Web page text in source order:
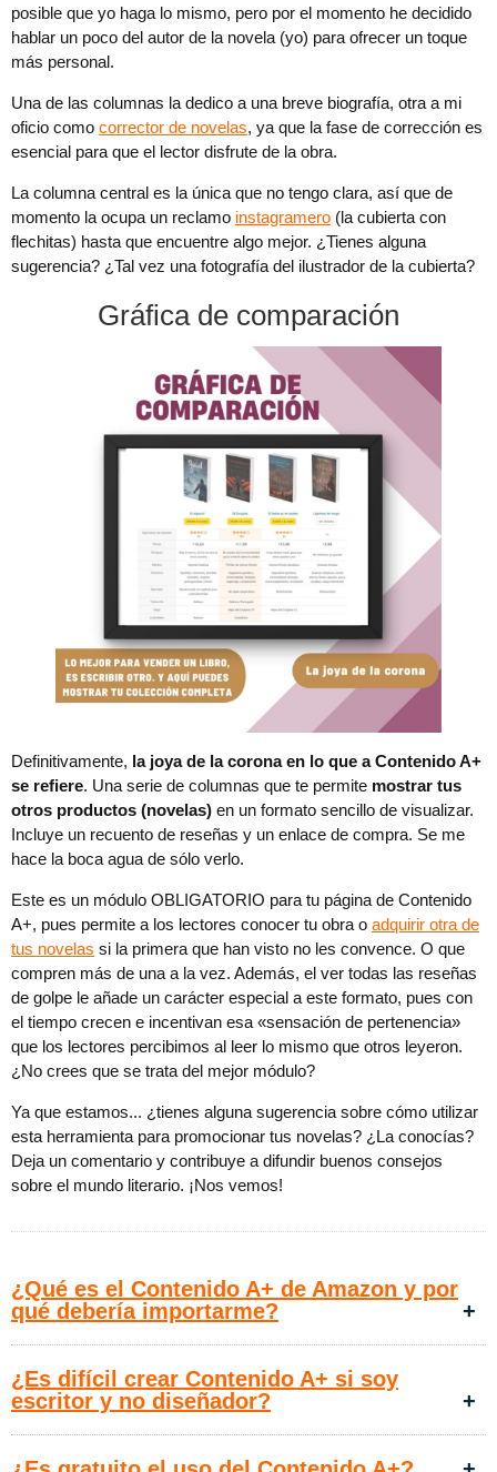
posible que yo haga lo mismo, pero por el momento he decidido
hablar un poco del autor de la novela (yo) para ofrecer un toque
más personal.
Una de las columnas la dedico a una breve biografía, otra a mi
oficio como corrector de novelas, ya que la fase de corrección es
esencial para que el lector disfrute de la obra.
La columna central es la única que no tengo clara, así que de
momento la ocupa un reclamo instagramero (la cubierta con
flechitas) hasta que encuentre algo mejor. ¿Tienes alguna
sugerencia? ¿Tal vez una fotografía del ilustrador de la cubierta?
Gráfica de comparación
Definitivamente, la joya de la corona en lo que a Contenido A+
se refiere. Una serie de columnas que te permite mostrar tus
otros productos (novelas) en un formato sencillo de visualizar.
Incluye un recuento de reseñas y un enlace de compra. Se me
hace la boca agua de sólo verlo.
Este es un módulo OBLIGATORIO para tu página de Contenido
A+, pues permite a los lectores conocer tu obra o adquirir otra de
tus novelas si la primera que han visto no les convence. O que
compren más de una a la vez. Además, el ver todas las reseñas
de golpe le añade un carácter especial a este formato, pues con
el tiempo crecen e incentivan esa «sensación de pertenencia»
que los lectores percibimos al leer lo mismo que otros leyeron.
¿No crees que se trata del mejor módulo?
Ya que estamos... ¿tienes alguna sugerencia sobre cómo utilizar
esta herramienta para promocionar tus novelas? ¿La conocías?
Deja un comentario y contribuye a difundir buenos consejos
sobre el mundo literario. ¡Nos vemos!
¿Qué es el Contenido A+ de Amazon y por
qué debería importarme?
¿Es difícil crear Contenido A+ si soy
escritor y no diseñador?